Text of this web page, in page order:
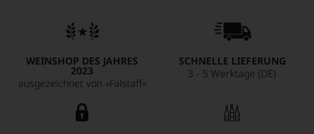
WEINSHOP DES JAHRES
2023
ausgezeichnet von »Falstaff«
SCHNELLE LIEFERUNG
3 - 5 Werktage (DE)